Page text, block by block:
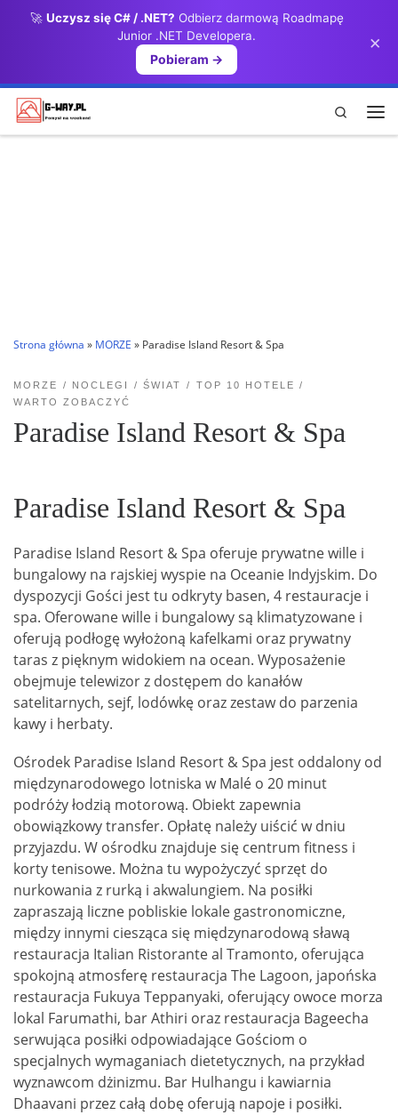
🚀 Uczysz się C# / .NET? Odbierz darmową Roadmapę
Junior .NET Developera.
Pobieram →
×
Przejdź do treści
Search
Strona główna » MORZE » Paradise Island Resort & Spa
MORZE NOCLEGI ŚWIAT
TOP 10 HOTELE
WARTO ZOBACZYĆ
Paradise Island Resort & Spa
Paradise Island Resort & Spa
Paradise Island Resort & Spa oferuje prywatne wille i
bungalowy na rajskiej wyspie na Oceanie Indyjskim. Do
dyspozycji Gości jest tu odkryty basen, 4 restauracje i
spa. Oferowane wille i bungalowy są klimatyzowane i
oferują podłogę wyłożoną kafelkami oraz prywatny
taras z pięknym widokiem na ocean. Wyposażenie
obejmuje telewizor z dostępem do kanałów
satelitarnych, sejf, lodówkę oraz zestaw do parzenia
kawy i herbaty.
Ośrodek Paradise Island Resort & Spa jest oddalony od
międzynarodowego lotniska w Malé o 20 minut
podróży łodzią motorową. Obiekt zapewnia
obowiązkowy transfer. Opłatę należy uiścić w dniu
przyjazdu. W ośrodku znajduje się centrum fitness i
korty tenisowe. Można tu wypożyczyć sprzęt do
nurkowania z rurką i akwalungiem. Na posiłki
zapraszają liczne pobliskie lokale gastronomiczne,
między innymi ciesząca się międzynarodową sławą
restauracja Italian Ristorante al Tramonto, oferująca
spokojną atmosferę restauracja The Lagoon, japońska
restauracja Fukuya Teppanyaki, oferujący owoce morza
lokal Farumathi, bar Athiri oraz restauracja Bageecha
serwująca posiłki odpowiadające Gościom o
specjalnych wymaganiach dietetycznych, na przykład
wyznawcom dżinizmu. Bar Hulhangu i kawiarnia
Dhaavani przez całą dobę oferują napoje i posiłki.